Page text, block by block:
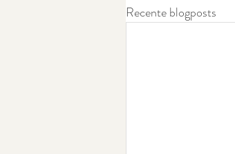
Recente blogposts